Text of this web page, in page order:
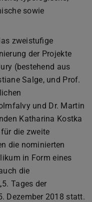
sowie
zweistufige
der Projekte
(bestehend aus
Salge, und Prof.
und Dr. Martin
Katharina Kostka
die zweite
die nominierten
in Form eines
die
Tages der
Dezember 2018 statt.